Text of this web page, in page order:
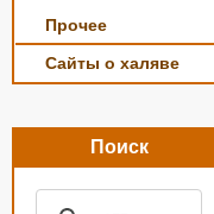
Прочее
Сайты о халяве
Поиск